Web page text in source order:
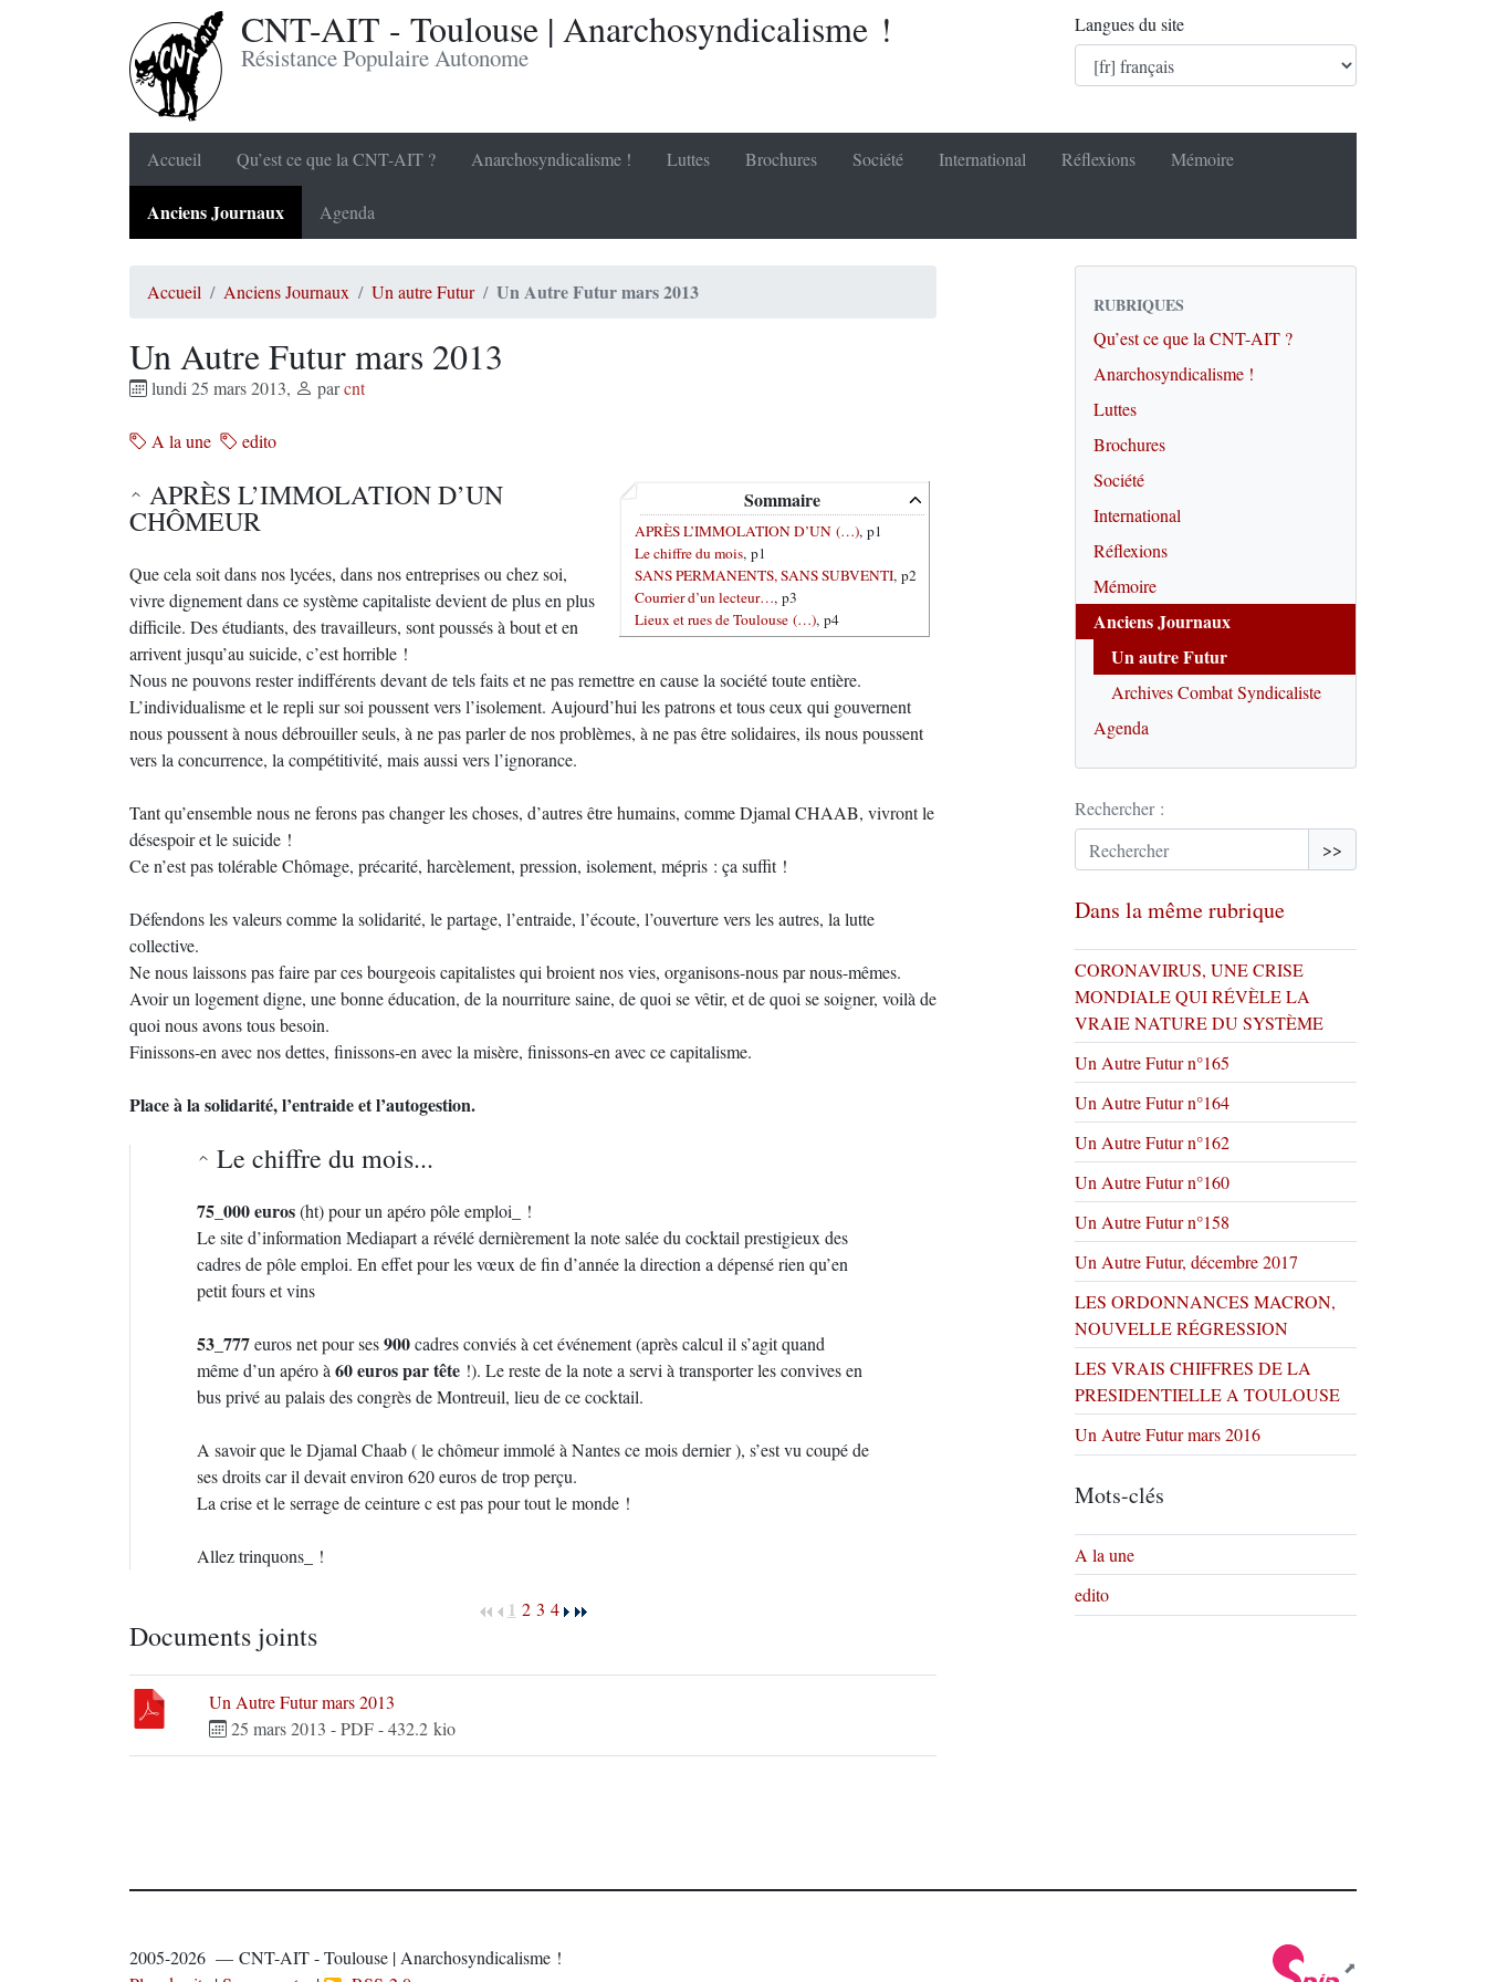
CNT-AIT - Toulouse | Anarchosyndicalisme !
Résistance Populaire Autonome
Langues du site
Accueil Qu’est ce que la CNT-AIT ? Anarchosyndicalisme ! Luttes Brochures Société International Réflexions Mémoire
Anciens Journaux Agenda
Accueil Anciens Journaux Un autre Futur Un Autre Futur mars 2013
Un Autre Futur mars 2013
lundi 25 mars 2013, parcnt
A la une edito
Sommaire
APRÈS L’IMMOLATION D’UN (…), p1
Le chiffre du mois, p1
SANS PERMANENTS, SANS SUBVENTI, p2
Courrier d’un lecteur…, p3
Lieux et rues de Toulouse (…), p4
APRÈS L’IMMOLATION D’UN
CHÔMEUR
Que cela soit dans nos lycées, dans nos entreprises ou chez soi,
vivre dignement dans ce système capitaliste devient de plus en plus
difficile. Des étudiants, des travailleurs, sont poussés à bout et en
arrivent jusqu’au suicide, c’est horrible !
Nous ne pouvons rester indifférents devant de tels faits et ne pas remettre en cause la société toute entière.
L’individualisme et le repli sur soi poussent vers l’isolement. Aujourd’hui les patrons et tous ceux qui gouvernent
nous poussent à nous débrouiller seuls, à ne pas parler de nos problèmes, à ne pas être solidaires, ils nous poussent
vers la concurrence, la compétitivité, mais aussi vers l’ignorance.
Tant qu’ensemble nous ne ferons pas changer les choses, d’autres être humains, comme Djamal CHAAB, vivront le
désespoir et le suicide !
Ce n’est pas tolérable Chômage, précarité, harcèlement, pression, isolement, mépris : ça suffit !
Défendons les valeurs comme la solidarité, le partage, l’entraide, l’écoute, l’ouverture vers les autres, la lutte
collective.
Ne nous laissons pas faire par ces bourgeois capitalistes qui broient nos vies, organisons-nous par nous-mêmes.
Avoir un logement digne, une bonne éducation, de la nourriture saine, de quoi se vêtir, et de quoi se soigner, voilà de
quoi nous avons tous besoin.
Finissons-en avec nos dettes, finissons-en avec la misère, finissons-en avec ce capitalisme.
Place à la solidarité, l’entraide et l’autogestion.
Le chiffre du mois...
75_000 euros(ht) pour un apéro pôle emploi_ !
Le site d’information Mediapart a révélé dernièrement la note salée du cocktail prestigieux des
cadres de pôle emploi. En effet pour les vœux de fin d’année la direction a dépensé rien qu’en
petit fours et vins
53_777euros net pour ses900cadres conviés à cet événement (après calcul il s’agit quand
même d’un apéro à 60 euros par tête !). Le reste de la note a servi à transporter les convives en
bus privé au palais des congrès de Montreuil, lieu de ce cocktail.
A savoir que le Djamal Chaab ( le chômeur immolé à Nantes ce mois dernier ), s’est vu coupé de
ses droits car il devait environ 620 euros de trop perçu.
La crise et le serrage de ceinture c est pas pour tout le monde !
Allez trinquons_ !
1 2 3 4
Documents joints
Un Autre Futur mars 2013
25 mars 2013 -PDF-432.2 kio
RUBRIQUES
Qu’est ce que la CNT-AIT ?
Anarchosyndicalisme !
Luttes
Brochures
Société
International
Réflexions
Mémoire
Anciens Journaux
Un autre Futur
Archives Combat Syndicaliste
Agenda
Rechercher :
>>
Dans la même rubrique
CORONAVIRUS, UNE CRISE
MONDIALE QUI RÉVÈLE LA
VRAIE NATURE DU SYSTÈME
Un Autre Futur n°165
Un Autre Futur n°164
Un Autre Futur n°162
Un Autre Futur n°160
Un Autre Futur n°158
Un Autre Futur, décembre 2017
LES ORDONNANCES MACRON,
NOUVELLE RÉGRESSION
LES VRAIS CHIFFRES DE LA
PRESIDENTIELLE A TOULOUSE
Un Autre Futur mars 2016
Mots-clés
A la une
edito
2005-2026 — CNT-AIT - Toulouse | Anarchosyndicalisme !